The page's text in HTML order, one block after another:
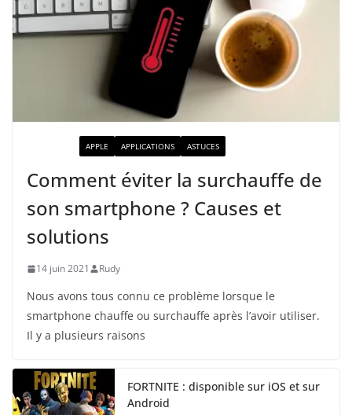
APPLE APPLICATIONS ASTUCES
Comment éviter la surchauffe de
son smartphone ? Causes et
solutions
14 juin 2021 Rudy
Nous avons tous connu ce problème lorsque le
smartphone chauffe ou surchauffe après l’avoir utiliser.
Il y a plusieurs raisons
FORTNITE : disponible sur iOS et sur
Android